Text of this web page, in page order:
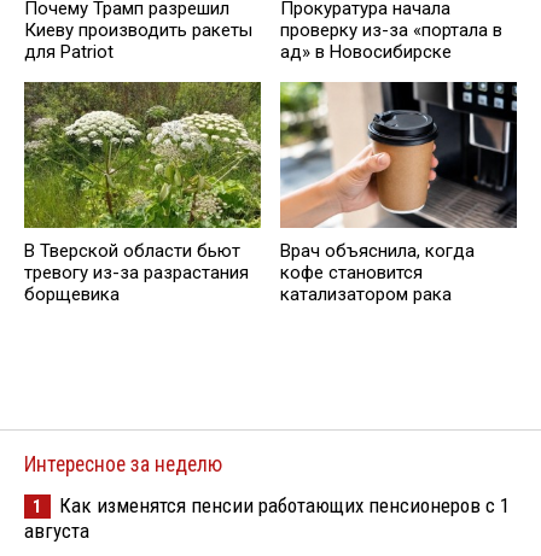
Почему Трамп разрешил
Киеву производить ракеты
для Patriot
Прокуратура начала
проверку из-за «портала в
ад» в Новосибирске
В Тверской области бьют
тревогу из-за разрастания
борщевика
Врач объяснила, когда
кофе становится
катализатором рака
Интересное за неделю
1
Как изменятся пенсии работающих пенсионеров с 1
августа